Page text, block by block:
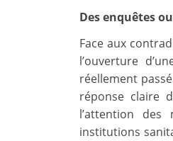
Des enquêtes
Face aux
l’ouverture
réellement
réponse claire
l’attention
institutions